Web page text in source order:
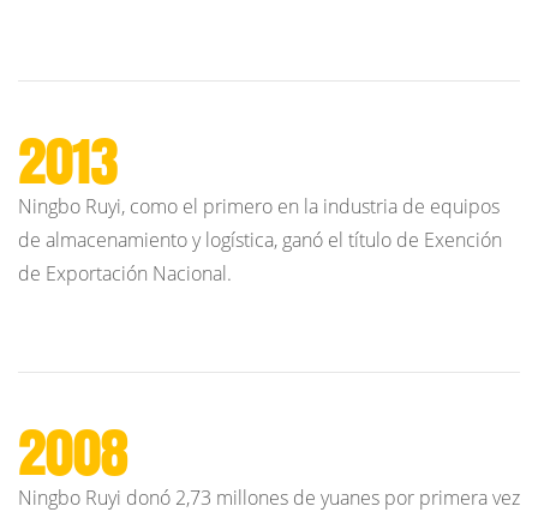
2013
Ningbo Ruyi, como el primero en la industria de equipos
de almacenamiento y logística, ganó el título de Exención
de Exportación Nacional.
2008
Ningbo Ruyi donó 2,73 millones de yuanes por primera vez